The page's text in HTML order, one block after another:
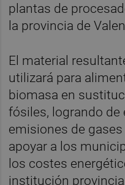
plantas de
la provincia de
El material
utilizará para
biomasa en
fósiles, logrando
emisiones de
apoyar a los
los costes
institución